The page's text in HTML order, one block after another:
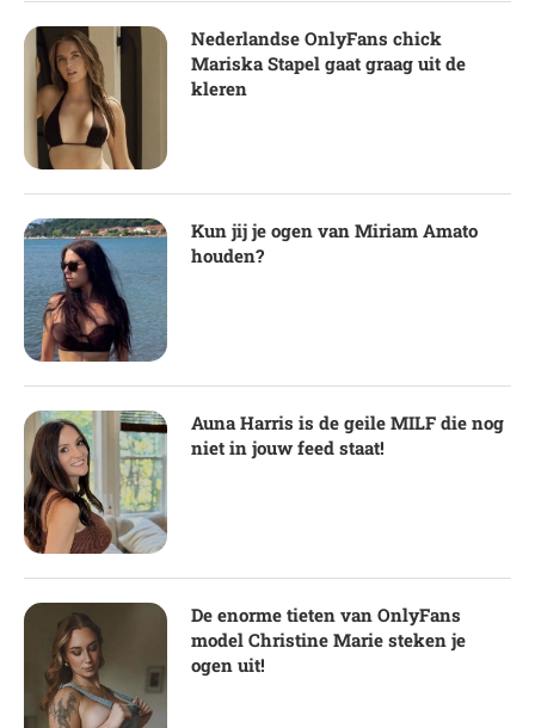
Nederlandse OnlyFans chick
Mariska Stapel gaat graag uit de
kleren
Kun jij je ogen van Miriam Amato
houden?
Auna Harris is de geile MILF die nog
niet in jouw feed staat!
De enorme tieten van OnlyFans
model Christine Marie steken je
ogen uit!